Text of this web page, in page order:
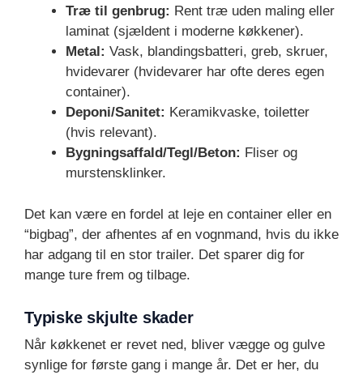
Træ til genbrug: Rent træ uden maling eller
laminat (sjældent i moderne køkkener).
Metal: Vask, blandingsbatteri, greb, skruer,
hvidevarer (hvidevarer har ofte deres egen
container).
Deponi/Sanitet: Keramikvaske, toiletter
(hvis relevant).
Bygningsaffald/Tegl/Beton: Fliser og
murstensklinker.
Det kan være en fordel at leje en container eller en
“bigbag”, der afhentes af en vognmand, hvis du ikke
har adgang til en stor trailer. Det sparer dig for
mange ture frem og tilbage.
Typiske skjulte skader
Når køkkenet er revet ned, bliver vægge og gulve
synlige for første gang i mange år. Det er her, du